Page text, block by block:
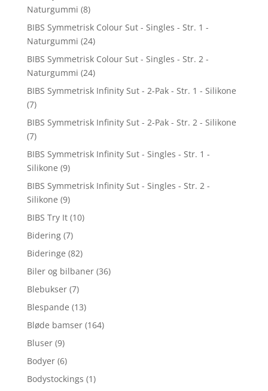
Naturgummi (8)
BIBS Symmetrisk Colour Sut - Singles - Str. 1 -
Naturgummi (24)
BIBS Symmetrisk Colour Sut - Singles - Str. 2 -
Naturgummi (24)
BIBS Symmetrisk Infinity Sut - 2-Pak - Str. 1 - Silikone
(7)
BIBS Symmetrisk Infinity Sut - 2-Pak - Str. 2 - Silikone
(7)
BIBS Symmetrisk Infinity Sut - Singles - Str. 1 -
Silikone (9)
BIBS Symmetrisk Infinity Sut - Singles - Str. 2 -
Silikone (9)
BIBS Try It (10)
Bidering (7)
Bideringe (82)
Biler og bilbaner (36)
Blebukser (7)
Blespande (13)
Bløde bamser (164)
Bluser (9)
Bodyer (6)
Bodystockings (1)